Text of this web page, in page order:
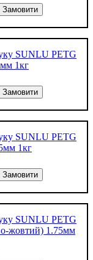
SUNLU PETG
1кг
SUNLU PETG
1кг
SUNLU PETG
жовтий) 1.75мм